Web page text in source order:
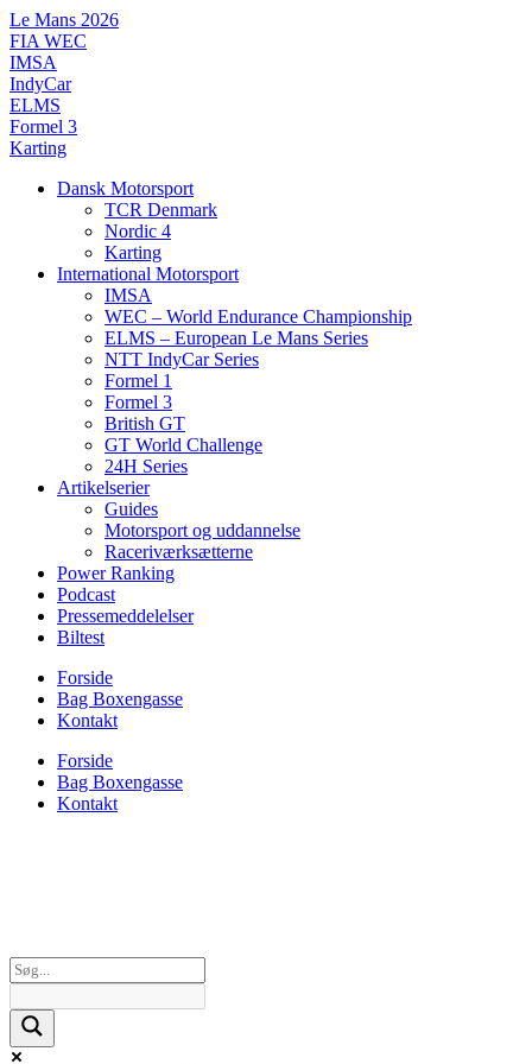
Videre
til
indhold
Le Mans 2026
FIA WEC
IMSA
IndyCar
ELMS
Formel 3
Karting
Dansk Motorsport
TCR Denmark
Nordic 4
Karting
International Motorsport
IMSA
WEC – World Endurance Championship
ELMS – European Le Mans Series
NTT IndyCar Series
Formel 1
Formel 3
British GT
GT World Challenge
24H Series
Artikelserier
Guides
Motorsport og uddannelse
Raceriværksætterne
Power Ranking
Podcast
Pressemeddelelser
Biltest
Forside
Bag Boxengasse
Kontakt
Forside
Bag Boxengasse
Kontakt